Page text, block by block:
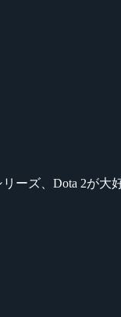
リーズ、Dota 2